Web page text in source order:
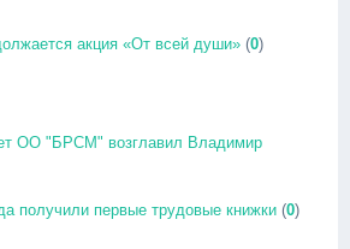
акция «От всей души» (0)
ОО "БРСМ" возглавил Владимир
получили первые трудовые книжки (0)